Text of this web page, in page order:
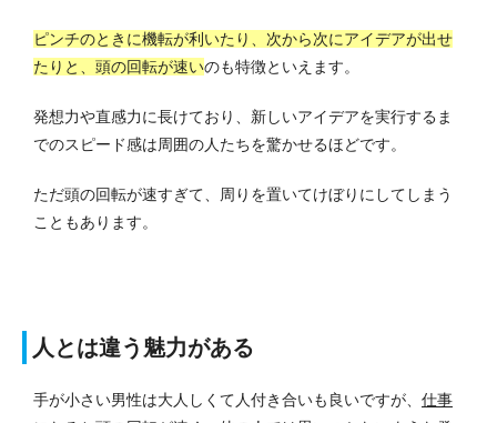
ピンチのときに機転が利いたり、次から次にアイデアが出せ
たりと、頭の回転が速いのも特徴といえます。
発想力や直感力に長けており、新しいアイデアを実行するま
でのスピード感は周囲の人たちを驚かせるほどです。
ただ頭の回転が速すぎて、周りを置いてけぼりにしてしまう
こともあります。
人とは違う魅力がある
手が小さい男性は大人しくて人付き合いも良いですが、 仕事